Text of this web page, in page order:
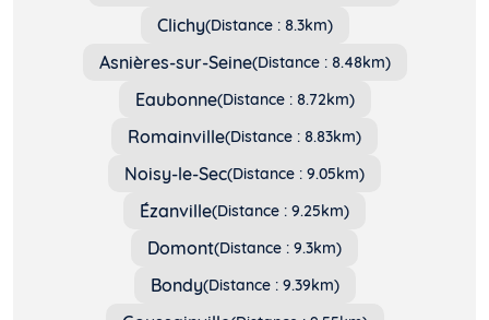
Clichy(Distance : 8.3km)
Asnières-sur-Seine(Distance : 8.48km)
Eaubonne(Distance : 8.72km)
Romainville(Distance : 8.83km)
Noisy-le-Sec(Distance : 9.05km)
Ézanville(Distance : 9.25km)
Domont(Distance : 9.3km)
Bondy(Distance : 9.39km)